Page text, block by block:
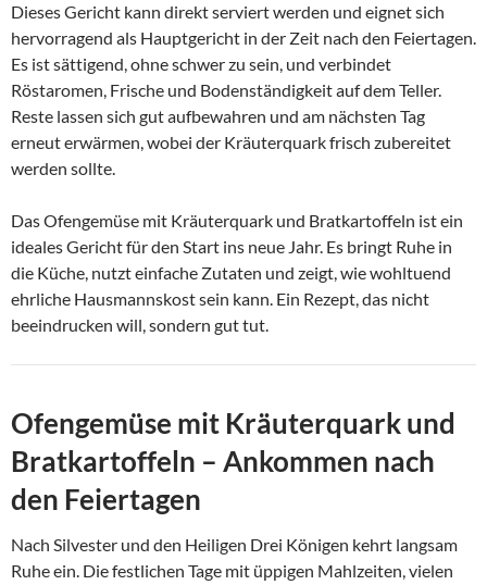
Dieses Gericht kann direkt serviert werden und eignet sich
hervorragend als Hauptgericht in der Zeit nach den Feiertagen.
Es ist sättigend, ohne schwer zu sein, und verbindet
Röstaromen, Frische und Bodenständigkeit auf dem Teller.
Reste lassen sich gut aufbewahren und am nächsten Tag
erneut erwärmen, wobei der Kräuterquark frisch zubereitet
werden sollte.
Das Ofengemüse mit Kräuterquark und Bratkartoffeln ist ein
ideales Gericht für den Start ins neue Jahr. Es bringt Ruhe in
die Küche, nutzt einfache Zutaten und zeigt, wie wohltuend
ehrliche Hausmannskost sein kann. Ein Rezept, das nicht
beeindrucken will, sondern gut tut.
Ofengemüse mit Kräuterquark und
Bratkartoffeln – Ankommen nach
den Feiertagen
Nach Silvester und den Heiligen Drei Königen kehrt langsam
Ruhe ein. Die festlichen Tage mit üppigen Mahlzeiten, vielen